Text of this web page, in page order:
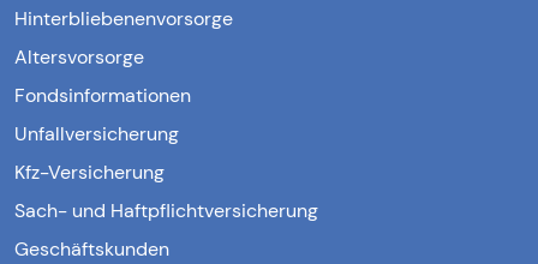
Hinterbliebenenvorsorge
Altersvorsorge
Fondsinformationen
Unfallversicherung
Kfz-Versicherung
Sach- und Haftpflichtversicherung
Geschäftskunden